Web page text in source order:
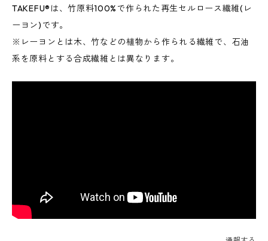
TAKEFU®は、竹原料100%で作られた再生セルロース繊維(レ
ーヨン)です。
※レーヨンとは木、竹などの植物から作られる繊維で、石油
系を原料とする合成繊維とは異なります。